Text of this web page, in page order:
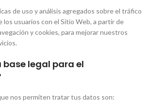
de uso y análisis agregados sobre el tráfico
los usuarios con el Sitio Web, a partir de
y cookies, para mejorar nuestros
base legal para el
nos permiten tratar tus datos son: